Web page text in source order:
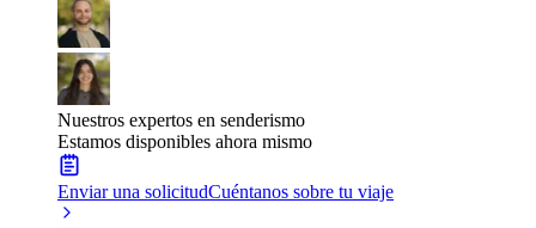
Nuestros expertos en senderismo
Estamos disponibles ahora mismo
Enviar una solicitudCuéntanos sobre tu viaje